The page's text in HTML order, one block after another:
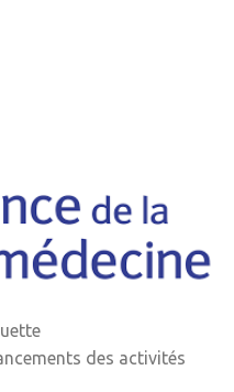
des activités